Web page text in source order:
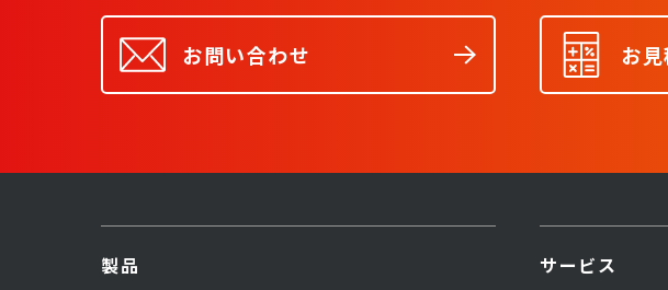
お問い合わせ お見
サービス
製品